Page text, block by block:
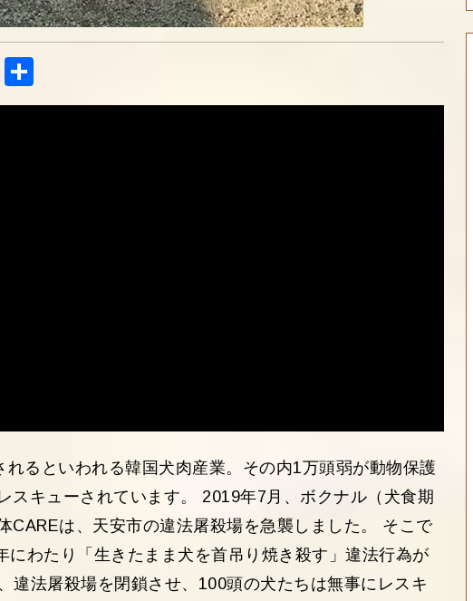
Tel
有
るといわれる韓国犬肉産業。その内1万頭弱が動物保護
スキューされています。 2019年7月、ボクナル（犬食期
CAREは、天安市の違法屠殺場を急襲しました。 そこで
わたり「生きたまま犬を首吊り焼き殺す」違法行為が
違法屠殺場を閉鎖させ、100頭の犬たちは無事にレスキ